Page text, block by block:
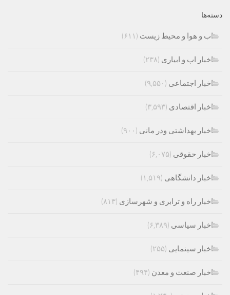
دسته‌ها
اب و هوا و محیط زیست (۶۱۱)
اخبار اب و ابیاری (۲۳۸)
اخبار اجتماعی (۹,۵۵۰)
اخبار اقتصادی (۳,۵۹۳)
اخبار بهداشتی ودر مانی (۹۰۰)
اخبار حقوقی (۶,۰۷۵)
اخبار دانشگاهی (۱,۵۱۹)
اخبار راه و ترابری و شهرسازی (۸۱۳)
اخبار سیاسی (۶,۳۸۹)
اخبار سینمایی (۲۵۵)
اخبار صنعت و معدن (۴۹۴)